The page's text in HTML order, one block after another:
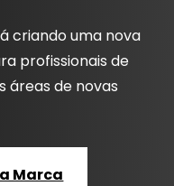
criando uma nova
profissionais de
áreas de novas
Marca